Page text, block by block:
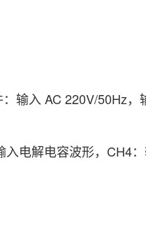
：输入 AC 220V/50Hz
解电容波形，CH4：